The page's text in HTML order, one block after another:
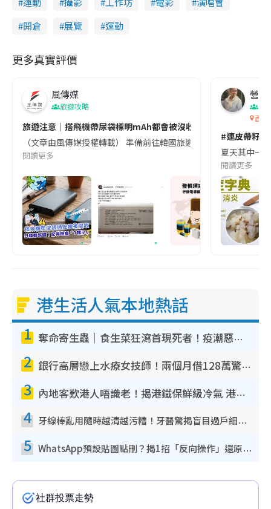
開倉
展覽 運動
更多真實評價
風傳媒
旅遊攻略
旅遊注意｜搭飛機帶尿袋標明mAh都會被沒收😱出發前切記檢查
（文章由風傳媒授權轉載） 準備前往韓國旅遊的民眾，近期要
閱讀更多
營養
香港
#連皮帶籽
夏天其中一
閱讀更多
港生活人氣本地熱話
1 奪命寄生蟲｜食生菜狂瀉首現死者！疫潮惡化錄1.8萬宗病例 揭洗菜3大謬誤
2 銀行高層戀上水療女技師！兩個月借128萬驚覺「沉船」沉落火海 揭背後疑似邪教操控賣淫
3 內地客歎港人唔識老！揭港鐵保鮮級冷氣 港人求放過：咪投訴
4 牙線棒亂用隨時越清越污糟！牙醫驚揭盲目過戶細菌恐致蛀牙：呢種先係日常真保養
5 WhatsApp預設貼圖點刪？揭1招「反向操作」還原簡潔介面 附3步實測教學